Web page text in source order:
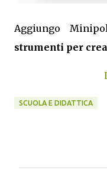
Aggiungo
strumenti per
SCUOLA E DIDATTICA